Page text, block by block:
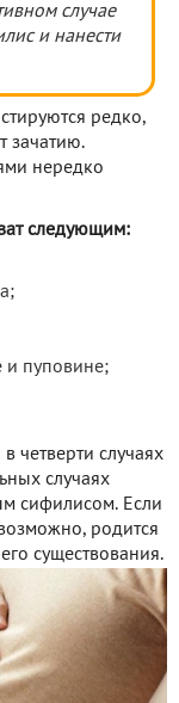
случае
и нанести
редко,
зачатию.
нередко
следующим:
и пуповине;
четверти случаях
случаях
сифилисом. Если
родится
существования.